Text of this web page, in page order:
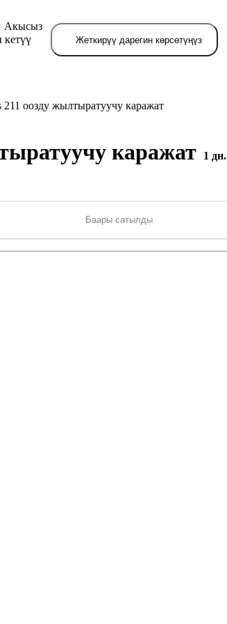
кетүү
Акысыз
Жеткирүү дарегин көрсөтүңүз
оозду жылтыратуучу каражат
каражат 1 дн.
Баары сатылды
Себетиңиз азырынча
товарлар пайда болот.